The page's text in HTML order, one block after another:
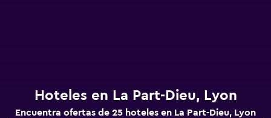
Hoteles en La Part-Dieu, Lyon
Encuentra ofertas de 25 hoteles en La Part-Dieu, Lyon